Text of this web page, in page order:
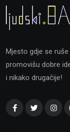
Mjesto gdje se
promovišu dobre
i nikako drugačije!